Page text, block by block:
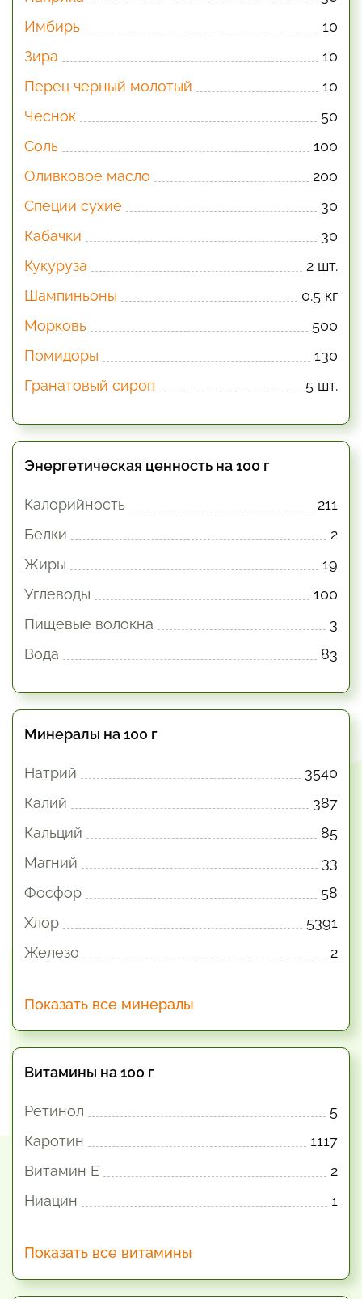
Имбирь
10
Зира
10
Перец черный молотый
10
Чеснок
50
Соль
100
Оливковое масло
200
Специи сухие
30
Кабачки
30
Кукуруза
2 шт.
Шампиньоны
0.5 кг
Морковь
500
Помидоры
130
Гранатовый сироп
5 шт.
Энергетическая ценность на 100 г
Калорийность
211
Белки
2
Жиры
19
Углеводы
100
Пищевые волокна
3
Вода
83
Минералы на 100 г
Натрий
3540
Калий
387
Кальций
85
Магний
33
Фосфор
58
Хлор
5391
Железо
2
Показать все минералы
Витамины на 100 г
Ретинол
5
Каротин
1117
Витамин E
2
Ниацин
1
Показать все витамины